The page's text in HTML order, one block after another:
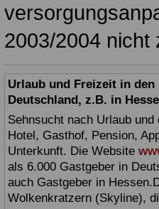
2003/2004 nicht
Urlaub und Freizeit in
Deutschland, z.B. in
Sehnsucht nach Urlaub
Hotel, Gasthof, Pension,
Unterkunft. Die Website
als 6.000 Gastgeber in
auch Gastgeber in
Wolkenkratzern (Skyline),